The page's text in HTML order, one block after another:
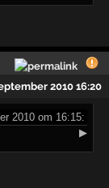
2010 16:20
2010 om 16:15:
▶